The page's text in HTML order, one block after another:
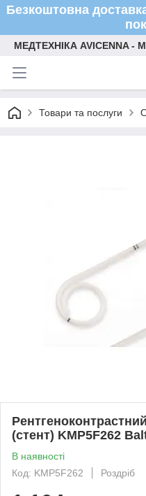
Безкоштовна
МЕДТЕХНІКА AVICENNA -
Товари та послуги
(стент) KMP5F262
В наявності
Код: KMP5F262
Роздріб